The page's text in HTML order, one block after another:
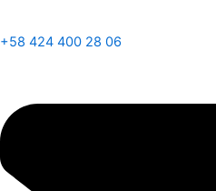
+58 424 400 28 06